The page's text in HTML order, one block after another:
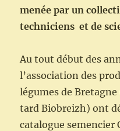
menée par un
techniciens et de
Au tout début des
l’association des
légumes de Bretagne
tard Biobreizh) ont
catalogue semencier